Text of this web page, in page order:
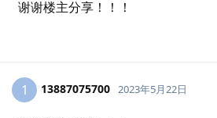
谢谢楼主分享！！！
1 13887075700 2023年5月22日